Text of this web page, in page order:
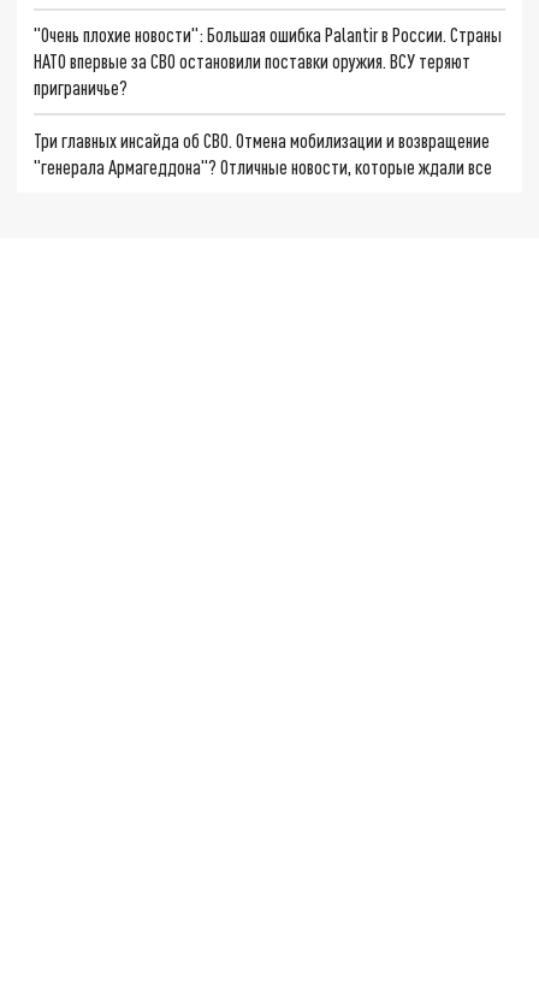
"Очень плохие новости": Большая ошибка Palantir в России. Страны
НАТО впервые за СВО остановили поставки оружия. ВСУ теряют
приграничье?
Три главных инсайда об СВО. Отмена мобилизации и возвращение
"генерала Армагеддона"? Отличные новости, которые ждали все